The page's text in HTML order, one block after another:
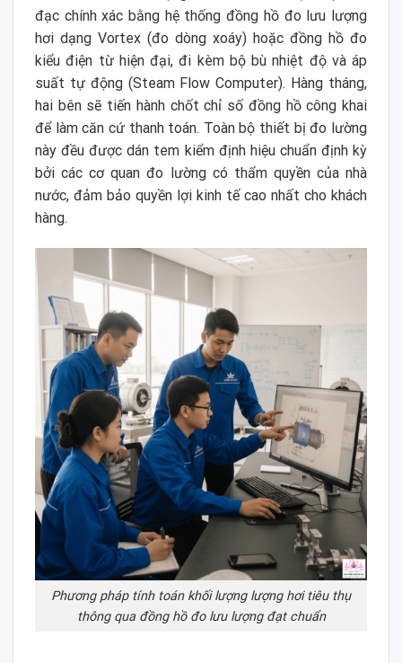
đạc chính xác bằng hệ thống đồng hồ đo lưu lượng
hơi dạng Vortex (đo dòng xoáy) hoặc đồng hồ đo
kiểu điện từ hiện đại, đi kèm bộ bù nhiệt độ và áp
suất tự động (Steam Flow Computer). Hàng tháng,
hai bên sẽ tiến hành chốt chỉ số đồng hồ công khai
để làm căn cứ thanh toán. Toàn bộ thiết bị đo lường
này đều được dán tem kiểm định hiệu chuẩn định kỳ
bởi các cơ quan đo lường có thẩm quyền của nhà
nước, đảm bảo quyền lợi kinh tế cao nhất cho khách
hàng.
Phương pháp tính toán khối lượng lượng hơi tiêu thụ
thông qua đồng hồ đo lưu lượng đạt chuẩn